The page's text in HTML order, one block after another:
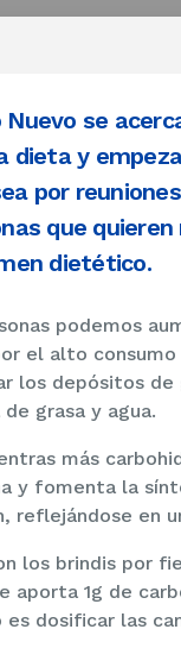
Nuevo se
y
por
que
dietético.
podemos
el alto
los depósitos
grasa y agua.
más
y fomenta la
reflejándose en
los brindis por
aporta 1g de
es dosificar las